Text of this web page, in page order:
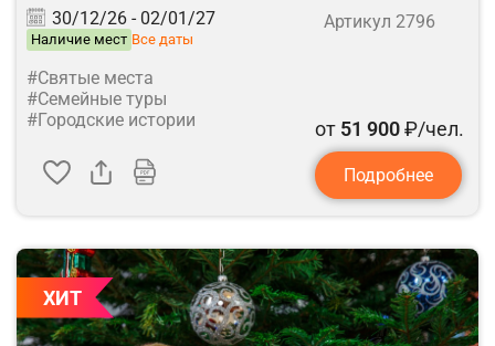
30/12/26 - 02/01/27
Наличие мест Все даты
Артикул 2796
#Святые места
#Семейные туры
#Городские истории
от 51 900₽/чел.
Подробнее
ХИТ